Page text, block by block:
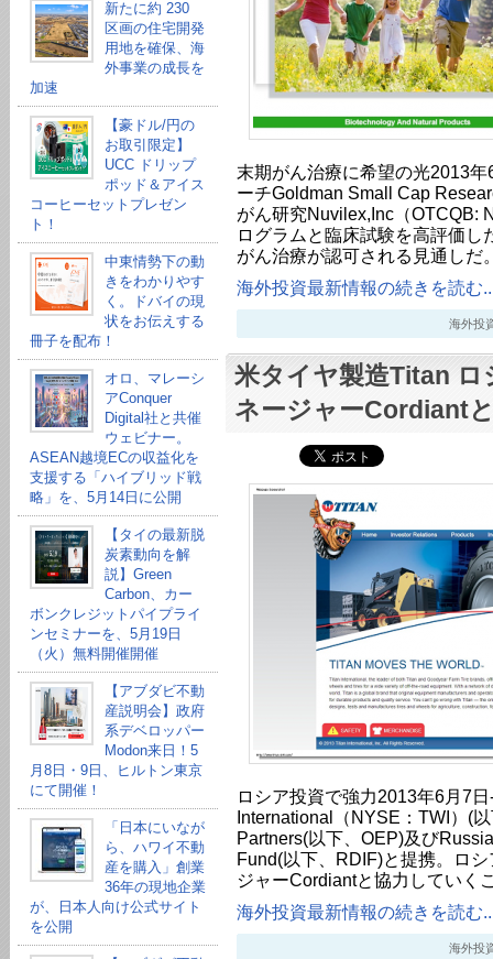
新たに約 230
区画の住宅開発
用地を確保、海
外事業の成長を
加速
【豪ドル/円の
お取引限定】
UCC ドリップ
ポッド＆アイス
コーヒーセットプレゼン
ト！
中東情勢下の動
きをわかりやす
く。ドバイの現
状をお伝えする
冊子を配布！
オロ、マレーシ
アConquer
Digital社と共催
ウェビナー。
ASEAN越境ECの収益化を
支援する「ハイブリッド戦
略」を、5月14日に公開
【タイの最新脱
炭素動向を解
説】Green
Carbon、カー
ボンクレジットパイプライ
ンセミナーを、5月19日
（火）無料開催開催
【アブダビ不動
産説明会】政府
系デベロッパー
Modon来日！5
月8日・9日、ヒルトン東京
にて開催！
「日本にいなが
ら、ハワイ不動
産を購入」創業
36年の現地企業
が、日本人向け公式サイト
を公開
末期がん治療に希望の光2013
ーチGoldman Small Cap
がん研究Nuvilex,Inc（OTCQB:
ログラムと臨床試験を高評価し
がん治療が認可される見通し
海外投資最新情報の続きを読む
海外投
米タイヤ製造Titan ロ
ネージャーCordiant
ロシア投資で強力2013年6月7
International（NYSE：TWI）(
Partners(以下、OEP)及び
Fund(以下、RDIF)と提携。ロ
ジャーCordiantと協力していく
海外投資最新情報の続きを読む
海外投